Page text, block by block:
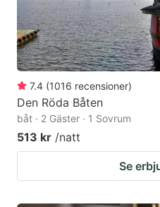
7.4 (1016 recensioner)
Den Röda Båten
båt · 2 Gäster · 1 Sovrum
513 kr /natt
Se